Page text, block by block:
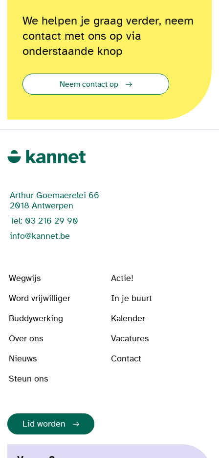
We helpen je graag verder, neem
contact met ons op via
onderstaande knop
Neem contact op
Arthur Goemaerelei 66
2018 Antwerpen
Tel: 03 216 29 90
info@kannet.be
Wegwijs
Actie!
Word vrijwilliger
In je buurt
Buddywerking
Kalender
Over ons
Vacatures
Nieuws
Contact
Steun ons
Lid worden